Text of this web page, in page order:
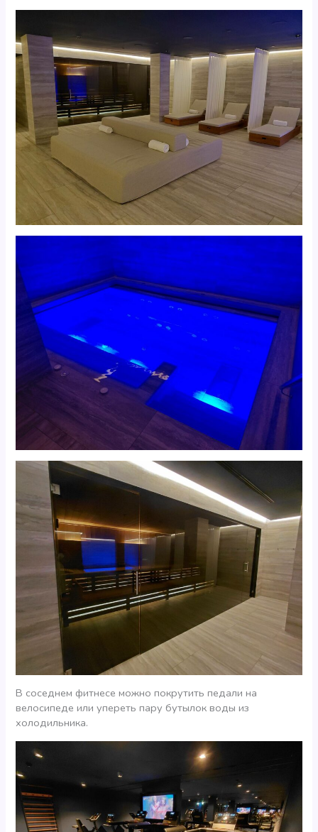
В соседнем фитнесе можно покрутить педали на
велосипеде или упереть пару бутылок воды из
холодильника.